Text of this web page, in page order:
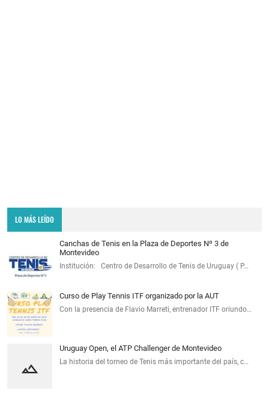
LO MÁS LEÍDO
Canchas de Tenis en la Plaza de Deportes Nº 3 de
Montevideo
Institución: Centro de Desarrollo de Tenis de Uruguay ( P…
Curso de Play Tennis ITF organizado por la AUT
Con la presencia de Flavio Marreti, entrenador ITF oriundo…
Uruguay Open, el ATP Challenger de Montevideo
La historia del torneo de Tenis más importante del país, c…